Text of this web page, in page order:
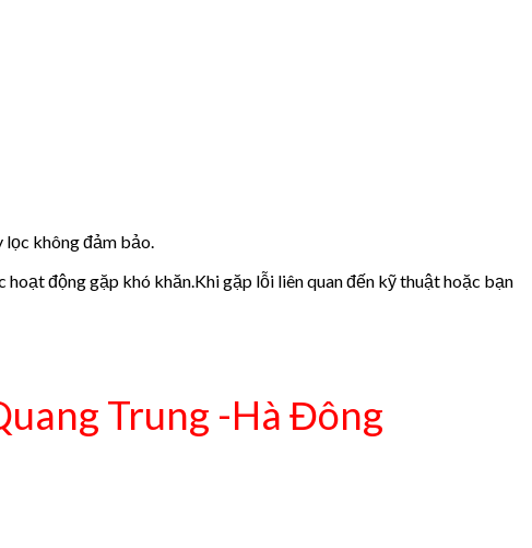
không đảm bảo.
động gặp khó khăn.Khi gặp lỗi liên quan đến kỹ thuật hoặc bạn
Trung -Hà Đông